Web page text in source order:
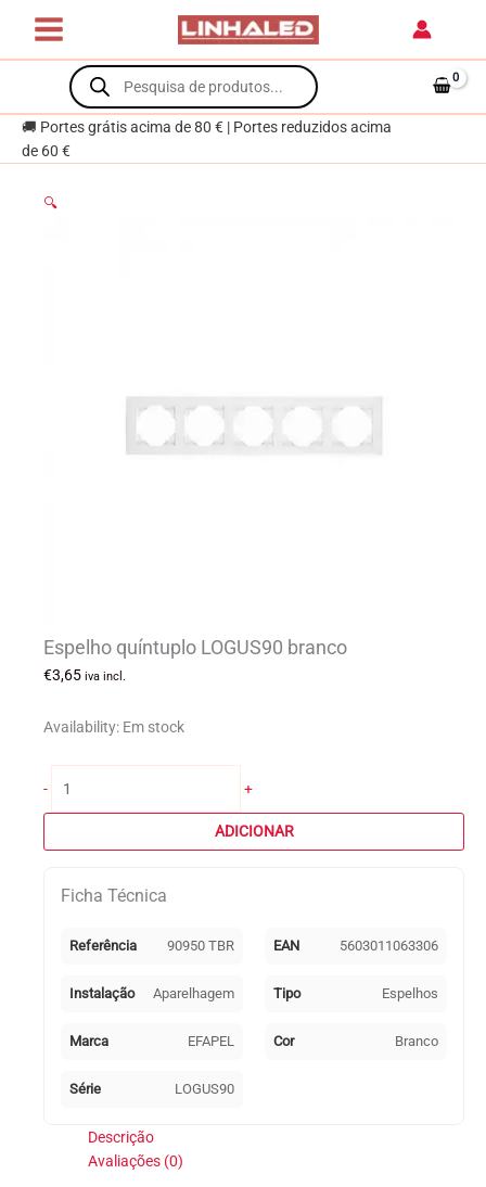
content
Products
search
🚚 Portes grátis acima de 80 € | Portes reduzidos acima
de 60 €
🔍
Espelho quíntuplo LOGUS90 branco
€3,65 iva incl.
Availability: Em stock
-
quíntuplo
branco
+
ADICIONAR
Ficha Técnica
Referência 90950 TBR EAN 5603011063306
Instalação Aparelhagem Tipo Espelhos
Marca EFAPEL Cor Branco
Série LOGUS90
Descrição
Avaliações (0)
branco